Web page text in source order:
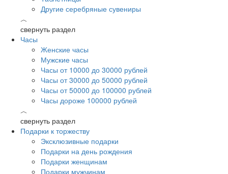
Другие серебряные сувениры
︿
свернуть раздел
Часы
Женские часы
Мужские часы
Часы от 10000 до 30000 рублей
Часы от 30000 до 50000 рублей
Часы от 50000 до 100000 рублей
Часы дороже 100000 рублей
︿
свернуть раздел
Подарки к торжеству
Эксклюзивные подарки
Подарки на день рождения
Подарки женщинам
Подарки мужчинам